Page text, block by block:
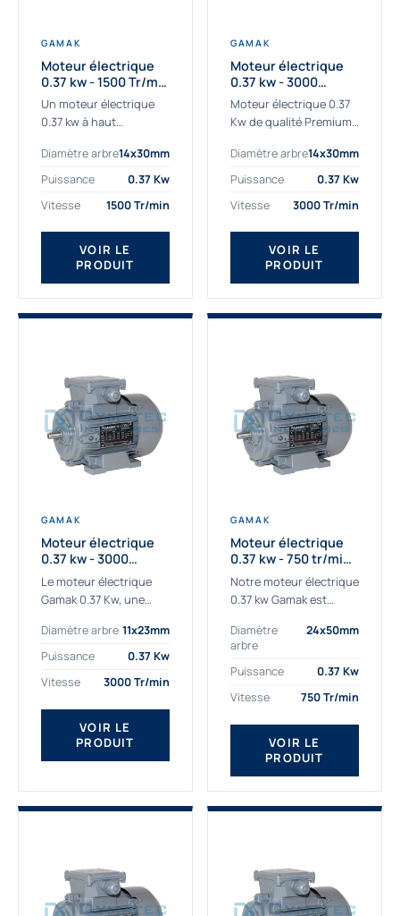
GAMAK
Moteur électrique
0.37 kw - 1500 Tr/min
- 230/400V - IE2
Un moteur électrique
0.37 kw à haut
applications les plus
exigeantes.
kw de référence
AGM2EL 71 M 4b...
Diamètre arbre14x30mm
Puissance
0.37 Kw
Vitesse
1500 Tr/min
VOIR LE
PRODUIT
GAMAK
Moteur électrique
0.37 kw - 3000
Tr/min - 230/400V -
IE2
Moteur électrique 0.37
Kw de qualité Premium,
application. Notre
gamme de moteurs
exclusivement
fabriquée...
Diamètre arbre14x30mm
Puissance
0.37 Kw
Vitesse
3000 Tr/min
VOIR LE
PRODUIT
GAMAK
Moteur électrique
0.37 kw - 3000
Tr/min - 230/400v -
Taille 63 - IE2
Le moteur électrique
Gamak 0.37 Kw, une
adaptée à tous types
de machines. Le
triphasé 0.37Kw Gamak
à...
Diamètre arbre 11x23mm
Puissance
0.37 Kw
Vitesse
3000 Tr/min
VOIR LE
PRODUIT
GAMAK
Moteur électrique
0.37 kw - 750 tr/min -
230/400V - IE2
Notre moteur électrique
0.37 kw Gamak est
aux applications
sévères. Nous
déterminons,
fournissons
des moteurs
asynchrones depuis de
nombreuses années....
Diamètre
arbre
24x50mm
Puissance
0.37 Kw
Vitesse
750 Tr/min
VOIR LE
PRODUIT